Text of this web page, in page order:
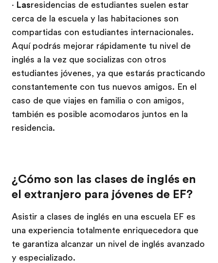
· Lasresidencias de estudiantes suelen estar
cerca de la escuela y las habitaciones son
compartidas con estudiantes internacionales.
Aquí podrás mejorar rápidamente tu nivel de
inglés a la vez que socializas con otros
estudiantes jóvenes, ya que estarás practicando
constantemente con tus nuevos amigos. En el
caso de que viajes en familia o con amigos,
también es posible acomodaros juntos en la
residencia.
¿Cómo son las clases de inglés en
el extranjero para jóvenes de EF?
Asistir a clases de inglés en una escuela EF es
una experiencia totalmente enriquecedora que
te garantiza alcanzar un nivel de inglés avanzado
y especializado.